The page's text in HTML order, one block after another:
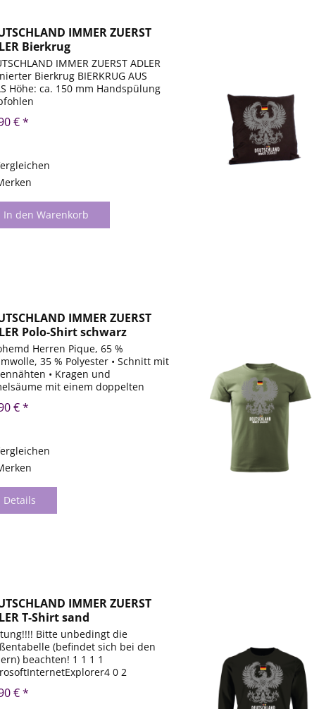
IMMER ZUERST
Bierkrug
IMMER ZUERST ADLER
Bierkrug BIERKRUG AUS
Höhe: ca. 150 mm Handspülung
€ *
In den Warenkorb
IMMER ZUERST
Polo-Shirt schwarz
Herren Pique, 65 %
35 % Polyester • Schnitt mit
• Kragen und
mit einem doppelten
mit 3 Knöpfen in
€ *
Details
IMMER ZUERST
T-Shirt sand
Bitte unbedingt die
(befindet sich bei den
beachten! 1 1 1 1
0 2
1 MicrosoftInternetExplorer4 0 2
€ *